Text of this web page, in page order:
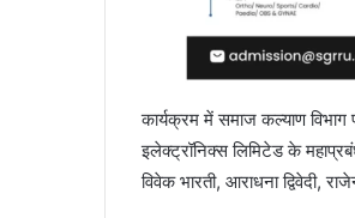
कार्यक्रम में समाज कल्याण विभाग
इलेक्ट्रॉनिक्स लिमिटेड के
विवेक भारती, आराधना द्विवेदी,